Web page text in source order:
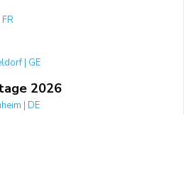
| GE
2026
| DE